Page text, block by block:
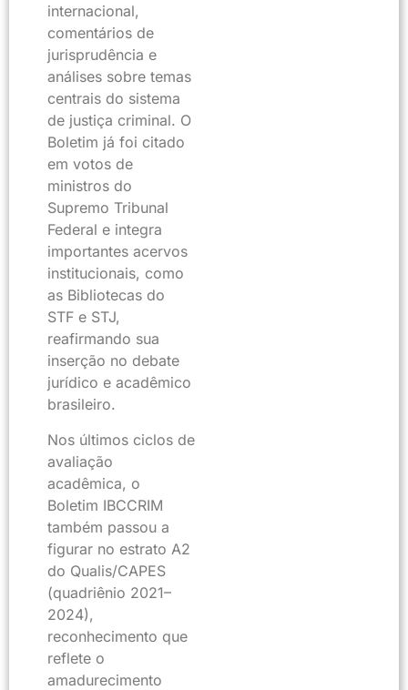
internacional,
comentários de
jurisprudência e
análises sobre temas
centrais do sistema
de justiça criminal. O
Boletim já foi citado
em votos de
ministros do
Supremo Tribunal
Federal e integra
importantes acervos
institucionais, como
as Bibliotecas do
STF e STJ,
reafirmando sua
inserção no debate
jurídico e acadêmico
brasileiro.
Nos últimos ciclos de
avaliação
acadêmica, o
Boletim IBCCRIM
também passou a
figurar no estrato A2
do Qualis/CAPES
(quadriênio 2021–
2024),
reconhecimento que
reflete o
amadurecimento